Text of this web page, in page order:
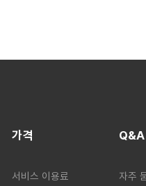
가격
서비스 이용료
Q&A
자주